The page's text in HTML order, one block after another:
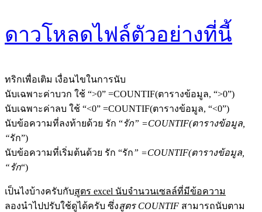
ดาวโหลดไฟล์ตัวอย่างที่นี้
ทริกเพื่อเติม เงื่อนไขในการนับ
นับเฉพาะค่าบวก ใช้ “>0” =COUNTIF(ตารางข้อมูล, “>0”)
นับเฉพาะค่าลบ ใช้ “<0” =COUNTIF(ตารางข้อมูล, “<0”)
นับข้อความที่ลงท้ายด้วย รัก “รัก” =COUNTIF(ตารางข้อมูล,
“รัก”)
นับข้อความที่เริ่มต้นด้วย รัก “รัก” =COUNTIF(ตารางข้อมูล,
“รัก“)
เป็นไงบ้างครับกับสูตร excel นับจํานวนเซลล์ที่มีข้อความ
ลองนำไปปรับใช้ดูได้ครับ ซึ่งสูตร COUNTIF สามารถนับตาม